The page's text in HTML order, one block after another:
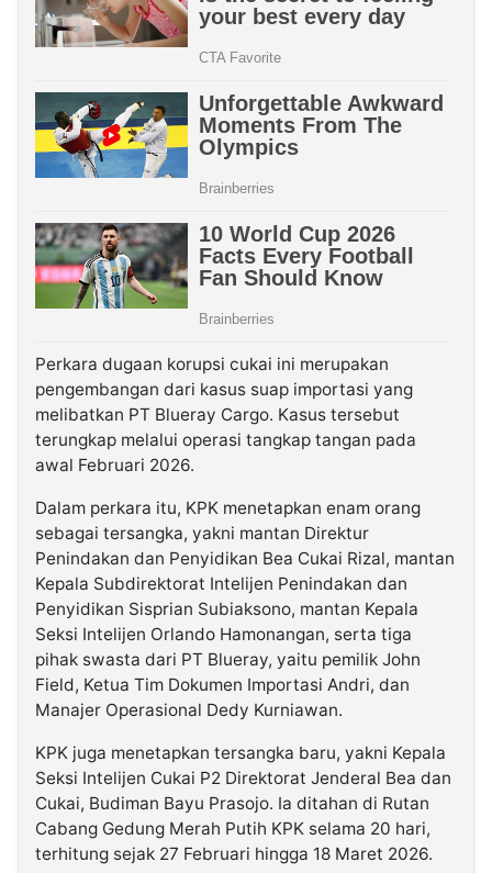
Perkara dugaan korupsi cukai ini merupakan
pengembangan dari kasus suap importasi yang
melibatkan PT Blueray Cargo. Kasus tersebut
terungkap melalui operasi tangkap tangan pada
awal Februari 2026.
Dalam perkara itu, KPK menetapkan enam orang
sebagai tersangka, yakni mantan Direktur
Penindakan dan Penyidikan Bea Cukai Rizal, mantan
Kepala Subdirektorat Intelijen Penindakan dan
Penyidikan Sisprian Subiaksono, mantan Kepala
Seksi Intelijen Orlando Hamonangan, serta tiga
pihak swasta dari PT Blueray, yaitu pemilik John
Field, Ketua Tim Dokumen Importasi Andri, dan
Manajer Operasional Dedy Kurniawan.
KPK juga menetapkan tersangka baru, yakni Kepala
Seksi Intelijen Cukai P2 Direktorat Jenderal Bea dan
Cukai, Budiman Bayu Prasojo. Ia ditahan di Rutan
Cabang Gedung Merah Putih KPK selama 20 hari,
terhitung sejak 27 Februari hingga 18 Maret 2026.